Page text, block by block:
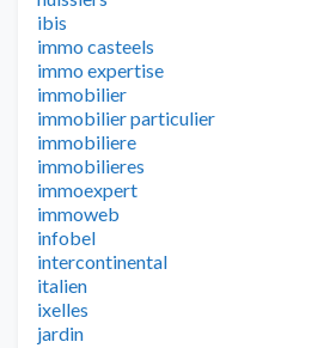
ibis
immo casteels
immo expertise
immobilier
immobilier particulier
immobiliere
immobilieres
immoexpert
immoweb
infobel
intercontinental
italien
ixelles
jardin